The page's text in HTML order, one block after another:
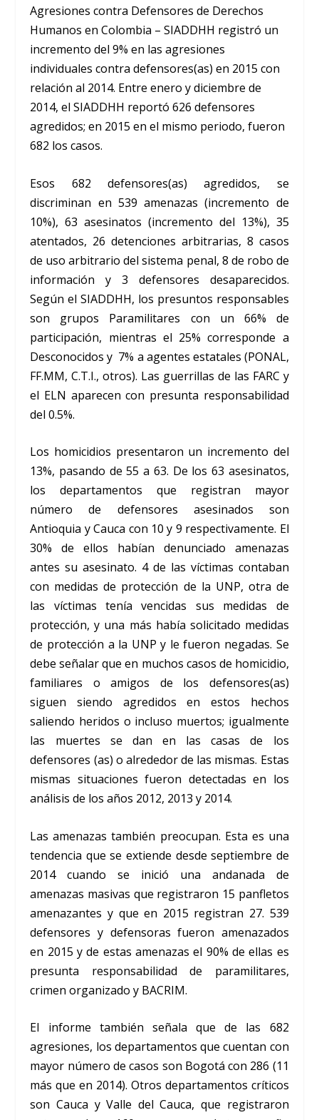
Agresiones contra Defensores de Derechos
Humanos en Colombia – SIADDHH registró un
incremento del 9% en las agresiones
individuales contra defensores(as) en 2015 con
relación al 2014. Entre enero y diciembre de
2014, el SIADDHH reportó 626 defensores
agredidos; en 2015 en el mismo periodo, fueron
682 los casos.
Esos 682 defensores(as) agredidos, se
discriminan en 539 amenazas (incremento de
10%), 63 asesinatos (incremento del 13%), 35
atentados, 26 detenciones arbitrarias, 8 casos
de uso arbitrario del sistema penal, 8 de robo de
información y 3 defensores desaparecidos.
Según el SIADDHH, los presuntos responsables
son grupos Paramilitares con un 66% de
participación, mientras el 25% corresponde a
Desconocidos y 7% a agentes estatales (PONAL,
FF.MM, C.T.I., otros). Las guerrillas de las FARC y
el ELN aparecen con presunta responsabilidad
del 0.5%.
Los homicidios presentaron un incremento del
13%, pasando de 55 a 63. De los 63 asesinatos,
los departamentos que registran mayor
número de defensores asesinados son
Antioquia y Cauca con 10 y 9 respectivamente. El
30% de ellos habían denunciado amenazas
antes su asesinato. 4 de las víctimas contaban
con medidas de protección de la UNP, otra de
las víctimas tenía vencidas sus medidas de
protección, y una más había solicitado medidas
de protección a la UNP y le fueron negadas. Se
debe señalar que en muchos casos de homicidio,
familiares o amigos de los defensores(as)
siguen siendo agredidos en estos hechos
saliendo heridos o incluso muertos; igualmente
las muertes se dan en las casas de los
defensores (as) o alrededor de las mismas. Estas
mismas situaciones fueron detectadas en los
análisis de los años 2012, 2013 y 2014.
Las amenazas también preocupan. Esta es una
tendencia que se extiende desde septiembre de
2014 cuando se inició una andanada de
amenazas masivas que registraron 15 panfletos
amenazantes y que en 2015 registran 27. 539
defensores y defensoras fueron amenazados
en 2015 y de estas amenazas el 90% de ellas es
presunta responsabilidad de paramilitares,
crimen organizado y BACRIM.
El informe también señala que de las 682
agresiones, los departamentos que cuentan con
mayor número de casos son Bogotá con 286 (11
más que en 2014). Otros departamentos críticos
son Cauca y Valle del Cauca, que registraron